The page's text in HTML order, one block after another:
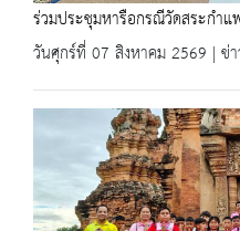
ร่วมประชุมหารือกรณีวัดสระกำ
วันศุกร์ที่ 07 สิงหาคม 2569 | ข่